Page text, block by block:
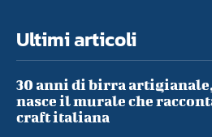
Ultimi articoli
30 anni di birra
nasce il murale che
craft italiana